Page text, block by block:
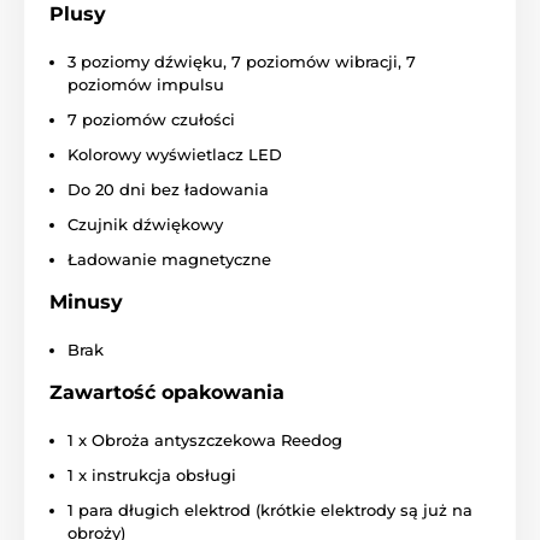
Długość obroży
nylonowa obroża o łącznej długości 63,5
, którą można łatwo przyciąć do
pożądanej długości.
Waga i wymiary
Obroża antyszczekowa ma
cm x 7,1 cm x 4 cm i ergonomiczny kształt.
Obroża ma rozmiar 4 cm i kształt 4,4 cm,
co sprawia, że pies bardzo łatwo ją nosi i przyzwyczaja
się do niej. Obroża waży
Plusy
3 poziomy dźwięku, 7 poziomów wibracji, 7
poziomów impulsu
7 poziomów czułości
Kolorowy wyświetlacz LED
Do 20 dni bez ładowania
Czujnik dźwiękowy
Ładowanie magnetyczne
Minusy
Brak
Zawartość opakowania
1 x Obroża antyszczekowa Reedog
1 x instrukcja obsługi
1 para długich elektrod (krótkie elektrody są już na
obroży)